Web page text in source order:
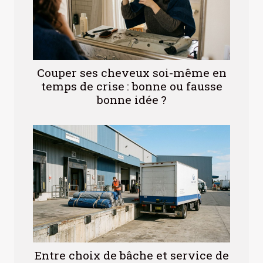
Couper ses cheveux soi-même en
temps de crise : bonne ou fausse
bonne idée ?
Entre choix de bâche et service de